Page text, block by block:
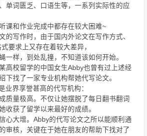
单词匮乏、口语生等，一系列实际性的应
课和作业完成中都存在较大困难~
的写作时，由于国内外论文在写作方式、
要求上又存在着较大差异，
一样，到处乱撞，不知道该如何开始。
高校留学的中国女生Abby也曾有过上述经
下找了一家专业机构帮她代写论文。
业界享誉甚高的代写机构：
质量极高。不仅让她摆脱了每日翻书翻词
收获了留学以来最好的成绩。
心大增。Abby的代写论文之所以能顺利通
审核，关键在于她在朋友的帮助下找对了